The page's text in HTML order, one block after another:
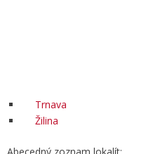
Trnava
Žilina